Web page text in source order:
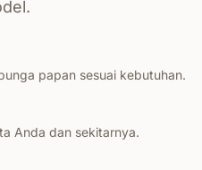
papan sesuai kebutuhan.
Anda dan sekitarnya.